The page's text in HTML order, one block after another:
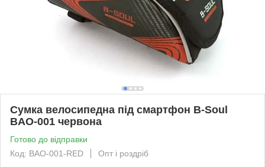
Сумка велосипедна під смартфон B-Soul
BAO-001 червона
Готово до відправки
Код: BAO-001-RED
Опт і роздріб